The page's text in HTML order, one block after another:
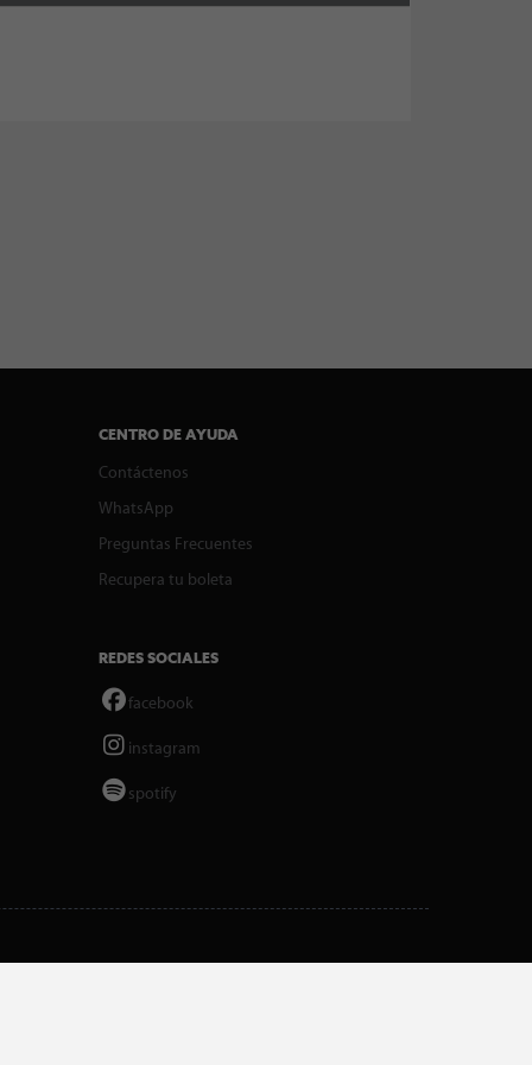
CENTRO DE AYUDA
Contáctenos
WhatsApp
Preguntas Frecuentes
Recupera tu boleta
REDES SOCIALES
facebook
instagram
spotify